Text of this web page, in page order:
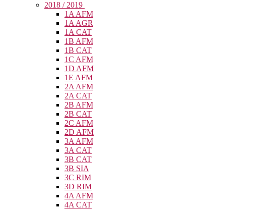
2018 / 2019
1A AFM
1A AGR
1A CAT
1B AFM
1B CAT
1C AFM
1D AFM
1E AFM
2A AFM
2A CAT
2B AFM
2B CAT
2C AFM
2D AFM
3A AFM
3A CAT
3B CAT
3B SIA
3C RIM
3D RIM
4A AFM
4A CAT